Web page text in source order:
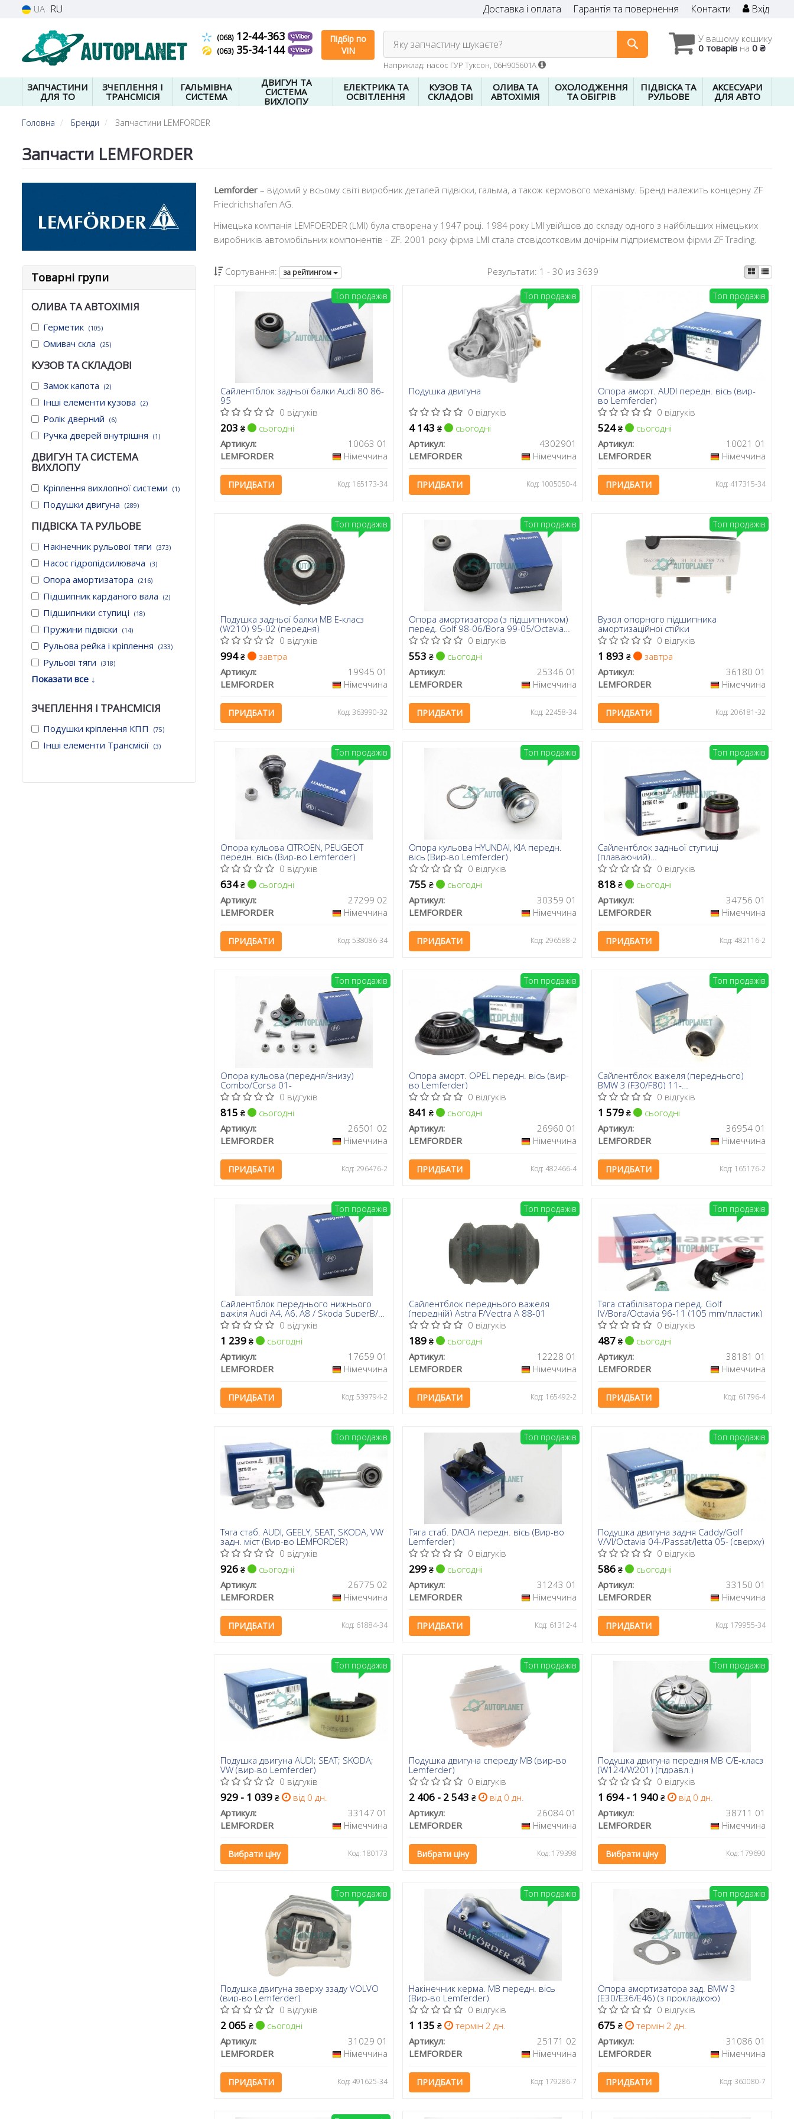
UA RU Доставка і оплата Гарантія та повернення Контакти Вхід
(068)12-44-363
(063)35-34-144
Підбір по
VIN
У вашому кошику
0 товарів на 0 ₴
Яку запчастину шукаєте?
Наприклад: насос ГУР Туксон, 06H905601A
ЗАПЧАСТИНИ
ДЛЯ ТО
ЗЧЕПЛЕННЯ І
ТРАНСМІСІЯ
ГАЛЬМІВНА
СИСТЕМА
ДВИГУН ТА
СИСТЕМА
ВИХЛОПУ
ЕЛЕКТРИКА ТА
ОСВІТЛЕННЯ
КУЗОВ ТА
СКЛАДОВІ
ОЛИВА ТА
АВТОХІМІЯ
ОХОЛОДЖЕННЯ
ТА ОБІГРІВ
ПІДВІСКА ТА
РУЛЬОВЕ
АКСЕСУАРИ
ДЛЯ АВТО
Головна Бренди Запчастини LEMFORDER
Запчасти LEMFORDER
Lemforder – відомий у всьому світі виробник деталей підвіски, гальма, а також кермового механізму. Бренд належить концерну ZF
Friedrichshafen AG.
Німецька компанія LEMFOERDER (LMI) була створена у 1947 році. 1984 року LMI увійшов до складу одного з найбільших німецьких
виробників автомобільних компонентів - ZF. 2001 року фірма LMI стала стовідсотковим дочірнім підприємством фірми ZF Trading.
Товарні групи
ОЛИВА ТА АВТОХІМІЯ
Герметик (105)
Омивач скла (25)
КУЗОВ ТА СКЛАДОВІ
Замок капота (2)
Інші елементи кузова (2)
Ролік дверний (6)
Ручка дверей внутрішня (1)
ДВИГУН ТА СИСТЕМА
ВИХЛОПУ
Кріплення вихлопної системи (1)
Подушки двигуна (289)
ПІДВІСКА ТА РУЛЬОВЕ
Накінечник рульової тяги (373)
Насос гідропідсилювача (3)
Опора амортизатора (216)
Підшипник карданого вала (2)
Підшипники ступиці (18)
Пружини підвіски (14)
Рульова рейка і кріплення (233)
Рульові тяги (318)
Показати все ↓
ЗЧЕПЛЕННЯ І ТРАНСМІСІЯ
Подушки кріплення КПП (75)
Інші елементи Трансмісії (3)
Сортування: за рейтингом Результати: 1 - 30 из 3639
Сайлентблок задньої балки Audi 80 86-
95
0 відгуків
203 ₴
сьогодні
Артикул:
10063 01
LEMFORDER
Німеччина
ПРИДБАТИ Код: 165173-34
Топ продажів
Подушка двигуна
0 відгуків
4 143₴
сьогодні
Артикул:
4302901
LEMFORDER
Німеччина
ПРИДБАТИ Код: 1005050-4
Топ продажів
Опора аморт. AUDI передн. вісь (вир-
во Lemferder)
0 відгуків
524₴
сьогодні
Артикул:
10021 01
LEMFORDER
Німеччина
ПРИДБАТИ Код: 417315-34
Топ продажів
Подушка задньої балки MB E-класз
(W210) 95-02 (передня)
0 відгуків
994₴
завтра
Артикул:
19945 01
LEMFORDER
Німеччина
ПРИДБАТИ Код: 363990-32
Топ продажів
Опора амортизатора (з підшипником)
перед. Golf 98-06/Bora 99-05/Octavia
97-08
0 відгуків
553₴
сьогодні
Артикул:
25346 01
LEMFORDER
Німеччина
ПРИДБАТИ Код: 22458-34
Топ продажів
Вузол опорного підшипника
амортизаційної стійки
0 відгуків
1 893₴
завтра
Артикул:
36180 01
LEMFORDER
Німеччина
ПРИДБАТИ Код: 206181-32
Топ продажів
Опора кульова CITROEN, PEUGEOT
передн. вісь (Вир-во Lemferder)
0 відгуків
634₴
сьогодні
Артикул:
27299 02
LEMFORDER
Німеччина
ПРИДБАТИ Код: 538086-34
Топ продажів
Опора кульова HYUNDAI, KIA передн.
вісь (Вир-во Lemferder)
0 відгуків
755₴
сьогодні
Артикул:
30359 01
LEMFORDER
Німеччина
ПРИДБАТИ Код: 296588-2
Топ продажів
Сайлентблок задньої ступиці
(плаваючий)
W201/202/203/124/210/140
0 відгуків
818₴
сьогодні
Артикул:
34756 01
LEMFORDER
Німеччина
ПРИДБАТИ Код: 482116-2
Топ продажів
Опора кульова (передня/знизу)
Combo/Corsa 01-
0 відгуків
815 ₴
сьогодні
Артикул:
26501 02
LEMFORDER
Німеччина
ПРИДБАТИ Код: 296476-2
Топ продажів
Опора аморт. OPEL передн. вісь (вир-
во Lemferder)
0 відгуків
841₴
сьогодні
Артикул:
26960 01
LEMFORDER
Німеччина
ПРИДБАТИ Код: 482466-4
Топ продажів
Сайлентблок важеля (переднього)
BMW 3 (F30/F80) 11-
B38/B47/N13/N20/N47
0 відгуків
1 579₴
сьогодні
Артикул:
36954 01
LEMFORDER
Німеччина
ПРИДБАТИ Код: 165176-2
Топ продажів
Сайлентблок переднього нижнього
важіля Audi A4, A6, A8 / Skoda SuperB/
VW Passat
0 відгуків
1 239 ₴
сьогодні
Артикул:
17659 01
LEMFORDER
Німеччина
ПРИДБАТИ Код: 539794-2
Топ продажів
Сайлентблок переднього важеля
(передній) Astra F/Vectra A 88-01
0 відгуків
189₴
сьогодні
Артикул:
12228 01
LEMFORDER
Німеччина
ПРИДБАТИ Код: 165492-2
Топ продажів
Тяга стабілізатора перед. Golf
IV/Bora/Octavia 96-11 (105 mm/пластик)
0 відгуків
487₴
сьогодні
Артикул:
38181 01
LEMFORDER
Німеччина
ПРИДБАТИ Код: 61796-4
Топ продажів
Тяга стаб. AUDI, GEELY, SEAT, SKODA, VW
задн. міст (Вир-во LEMFORDER)
0 відгуків
926 ₴
сьогодні
Артикул:
26775 02
LEMFORDER
Німеччина
ПРИДБАТИ Код: 61884-34
Топ продажів
Тяга стаб. DACIA передн. вісь (Вир-во
Lemferder)
0 відгуків
299₴
сьогодні
Артикул:
31243 01
LEMFORDER
Німеччина
ПРИДБАТИ Код: 61312-4
Топ продажів
Подушка двигуна задня Caddy/Golf
V/VI/Octavia 04-/Passat/Jetta 05- (сверху)
0 відгуків
586₴
сьогодні
Артикул:
33150 01
LEMFORDER
Німеччина
ПРИДБАТИ Код: 179955-34
Топ продажів
Подушка двигуна AUDI; SEAT; SKODA;
VW (вир-во Lemferder)
0 відгуків
929 - 1 039 ₴
від 0 дн.
Артикул:
33147 01
LEMFORDER
Німеччина
Вибрати ціну Код: 180173
Топ продажів
Подушка двигуна спереду MB (вир-во
Lemferder)
0 відгуків
2 406 - 2 543₴
від 0 дн.
Артикул:
26084 01
LEMFORDER
Німеччина
Вибрати ціну Код: 179398
Топ продажів
Подушка двигуна передня MB C/E-класз
(W124/W201) (гідравл.)
0 відгуків
1 694 - 1 940₴
від 0 дн.
Артикул:
38711 01
LEMFORDER
Німеччина
Вибрати ціну Код: 179690
Топ продажів
Подушка двигуна зверху ззаду VOLVO
(вир-во Lemferder)
0 відгуків
2 065 ₴
сьогодні
Артикул:
31029 01
LEMFORDER
Німеччина
ПРИДБАТИ Код: 491625-34
Топ продажів
Накінечник керма. MB передн. вісь
(Вир-во Lemferder)
0 відгуків
1 135₴
термін 2 дн.
Артикул:
25171 02
LEMFORDER
Німеччина
ПРИДБАТИ Код: 179286-7
Топ продажів
Опора амортизатора зад. BMW 3
(E30/E36/E46) (з прокладкою)
0 відгуків
675₴
термін 2 дн.
Артикул:
31086 01
LEMFORDER
Німеччина
ПРИДБАТИ Код: 360080-7
Топ продажів